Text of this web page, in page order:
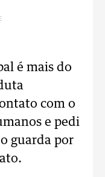
é mais do
com o
e pedi
guarda por